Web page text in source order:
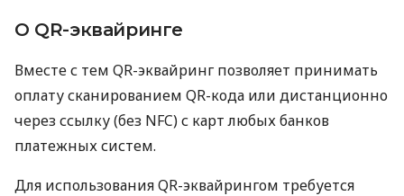
О QR-эквайринге
Вместе с тем QR-эквайринг позволяет принимать
оплату сканированием QR-кода или дистанционно
через ссылку (без NFC) с карт любых банков
платежных систем.
Для использования QR-эквайрингом требуется